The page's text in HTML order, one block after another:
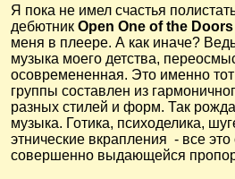
Я пока не имел счастья
дебютник Open One of the Doors
меня в плеере. А как иначе?
музыка моего детства,
осовремененная. Это именно тот
группы составлен из
разных стилей и форм. Так
музыка. Готика, психоделика,
этнические вкрапления - все
совершенно выдающейся